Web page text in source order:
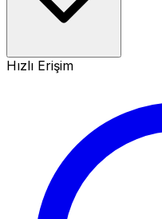
Hızlı Erişim